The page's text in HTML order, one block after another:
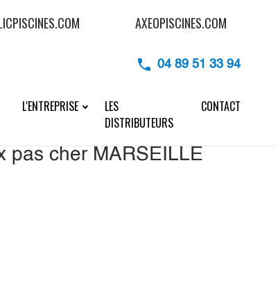
L'ENTREPRISE
LES
DISTRIBUTEURS
CONTACT
AXEOPISCINES.COM
04 89 51 33 94
pas cher MARSEILLE